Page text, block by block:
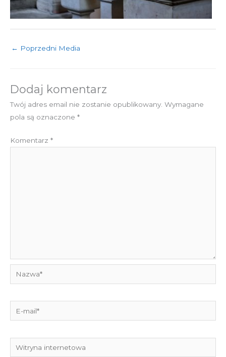
← Poprzedni Media
Dodaj komentarz
Twój adres email nie zostanie opublikowany. Wymagane
pola są oznaczone *
Komentarz *
mail*
Witryna